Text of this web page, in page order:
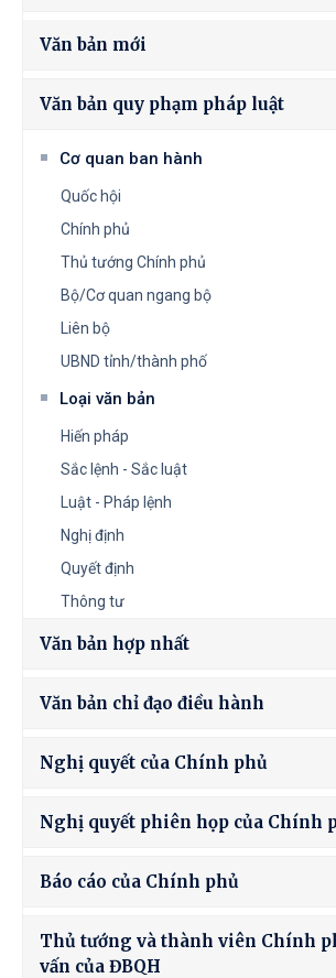
Văn bản mới
Văn bản quy phạm pháp luật
Cơ quan ban hành
Quốc hội
Chính phủ
Thủ tướng Chính phủ
Bộ/Cơ quan ngang bộ
Liên bộ
UBND tỉnh/thành phố
Loại văn bản
Hiến pháp
Sắc lệnh - Sắc luật
Luật - Pháp lệnh
Nghị định
Quyết định
Thông tư
Văn bản hợp nhất
Văn bản chỉ đạo điều hành
Nghị quyết của Chính phủ
Nghị quyết phiên họp của Chính
Báo cáo của Chính phủ
Thủ tướng và thành viên Chính
vấn của ĐBQH